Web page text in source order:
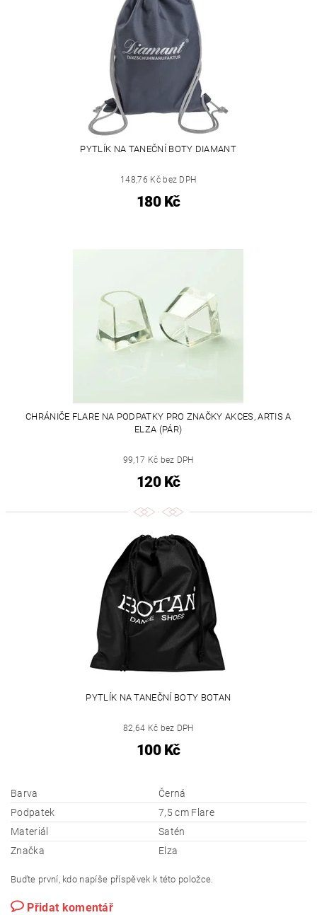
PYTLÍK NA TANEČNÍ BOTY DIAMANT
148,76 Kč bez DPH
180 Kč
CHRÁNIČE FLARE NA PODPATKY PRO ZNAČKY AKCES, ARTIS A
ELZA (PÁR)
99,17 Kč bez DPH
120 Kč
PYTLÍK NA TANEČNÍ BOTY BOTAN
82,64 Kč bez DPH
100 Kč
Barva
Černá
Podpatek
7,5 cm Flare
Materiál
Satén
Značka
Elza
Buďte první, kdo napíše příspěvek k této položce.
Přidat komentář